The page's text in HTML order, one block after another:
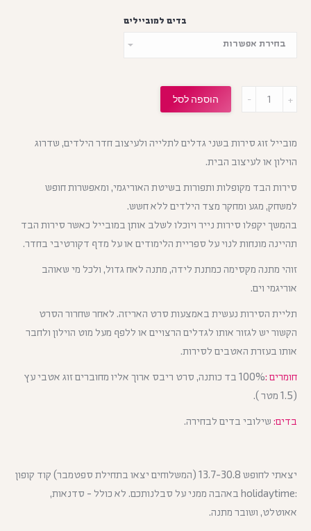
מובייל זוג סירות בשני גדלים לתלייה ולעיצוב חדר הילדים, שדרוג
הוילון או לעיצוב הבית.
סירות הבד מקופלות ותפורות בשיטת האוריגמי, ומאפשרות חופש
למשחק, מגע ומחקר מצד הילדים ללא חשש.
בהמשך יקפלו סירות נייר ויוכלו לשלב אותן במובייל כאשר סירות הבד
תהיינה מונחות לנוי על ספריית הלימודים או על מדף דקורטיבי בחדר.
זוהי מתנה מקסימה כמתנת לידה, מתנה לאח גדול, ולכל מי שאוהב
אוריגמי וים.
תליית הסירות נעשית באמצעות סרט האריזה. לאחר שחרור הסרט
הקשור יש לגזור אותו לגדלים הרצויים או ללפף מעל מוט הוילון ולחבר
אותו בעזרת האטבים לסירות.
חומרים :
100% בד כותנה, סרט ריבס ארוך אליו מחוברים זוג אטבי עץ
(1.5 מטר ).
בדים: שילובי בדים לבחירה.
יצאתי לחופש 13.7-30.8 (המשלוחים יצאו בתחילת ספטמבר) קוד קופון
:holidaytime באהבה ממני על סבלנותכם. לא כולל - סדנאות,
אאוטלט, ושובר מתנה.
בדים למוביילים
הוספה לסל